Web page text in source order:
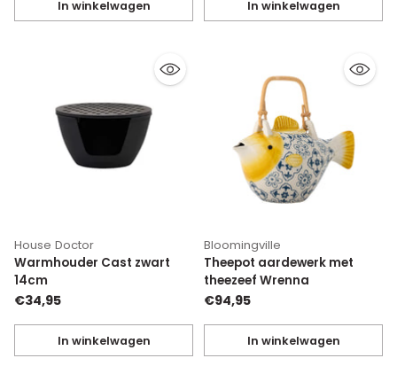
In winkelwagen
Hoeveelheid
In winkelwagen
Hoeveelheid
House Doctor
Warmhouder Cast zwart
14cm
€34,95
In winkelwagen
Hoeveelheid
Bloomingville
Theepot aardewerk met
theezeef Wrenna
€94,95
In winkelwagen
Hoeveelheid